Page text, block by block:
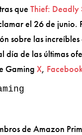
queThief:
el 26 de
sobre las
día de las últimas
Gaming X,
de Amazon